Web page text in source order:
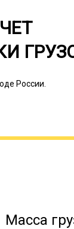
негабаритов
России.
Масса